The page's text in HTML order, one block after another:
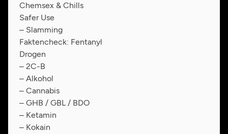
Chemsex & Chills
Safer Use
– Slamming
Faktencheck: Fentanyl
Drogen
– 2C-B
– Alkohol
– Cannabis
– GHB / GBL / BDO
– Ketamin
– Kokain